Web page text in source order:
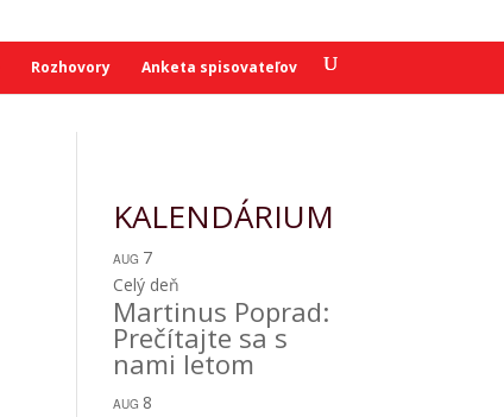
Rozhovory Anketa spisovateľov
KALENDÁRIUM
AUG 7
Celý deň
Martinus Poprad:
Prečítajte sa s
nami letom
AUG 8